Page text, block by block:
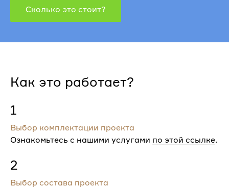
Сколько это стоит?
Как это работает?
1
Выбор комплектации проекта
Ознакомьтесь с нашими услугами по этой ссылке.
2
Выбор состава проекта